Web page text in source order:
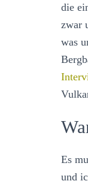
die
zwar
was
Es
und